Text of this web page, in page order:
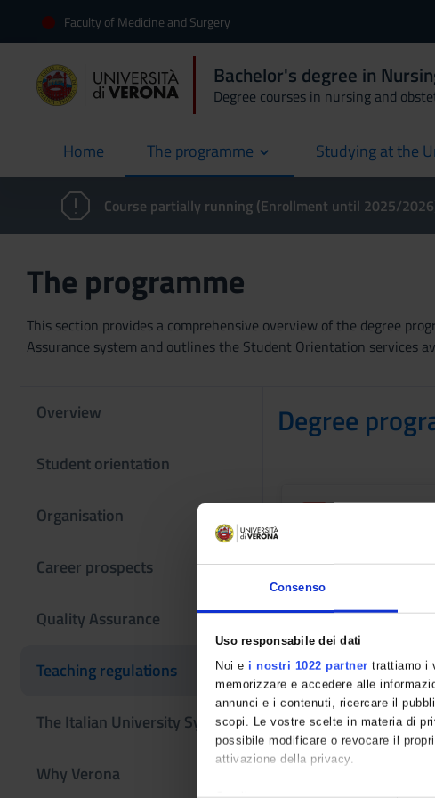
Consenso
Uso responsabile dei dati
Noi e i nostri 1022 partner trattiamo i
memorizzare e accedere alle
annunci e i contenuti, ricercare il
scopi. Le vostre scelte in materia di
possibile modificare o revocare il
attivazione della privacy.
Faculty of Medicine and Surgery
Bachelor's degree in
Degree courses in nursing and
Home
current The programme Studying at the
Course partially running (Enrollment until 2025/
The programme
This section provides a comprehensive overview of the degree
Assurance system and outlines the Student Orientation services
Overview
Student orientation
Organisation
Career prospects
Quality Assurance
Teaching regulations
The Italian University System
Why Verona
Degree
Other Rules
Student
Link